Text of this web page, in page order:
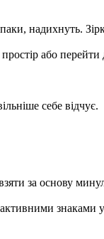
надихнуть.
або перейти
себе відчує.
за основу
знаками